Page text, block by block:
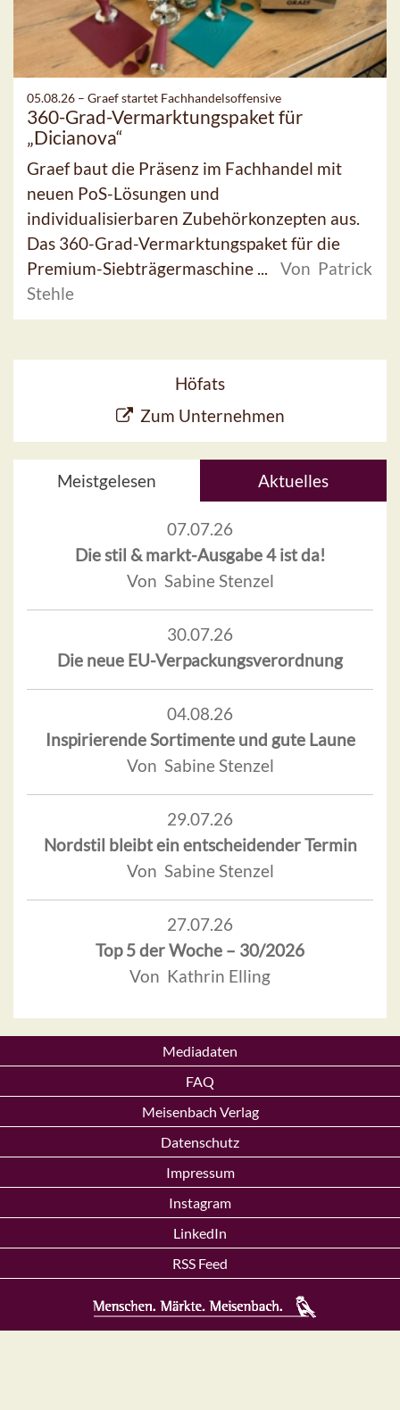
05.08.26 – Graef startet Fachhandelsoffensive
360-Grad-Vermarktungspaket für
„Dicianova“
Graef baut die Präsenz im Fachhandel mit
neuen PoS-Lösungen und
individualisierbaren Zubehörkonzepten aus.
Das 360-Grad-Vermarktungspaket für die
Premium-Siebträgermaschine ...
Von Patrick
Stehle
Höfats
Zum Unternehmen
Meistgelesen Aktuelles
07.07.26
Die stil & markt-Ausgabe 4 ist da!
Von Sabine Stenzel
30.07.26
Die neue EU-Verpackungsverordnung
04.08.26
Inspirierende Sortimente und gute Laune
Von Sabine Stenzel
29.07.26
Nordstil bleibt ein entscheidender Termin
Von Sabine Stenzel
27.07.26
Top 5 der Woche – 30/2026
Von Kathrin Elling
Mediadaten
FAQ
Meisenbach Verlag
Datenschutz
Impressum
Instagram
LinkedIn
RSS Feed